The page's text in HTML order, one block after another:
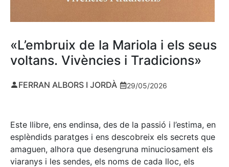
«L’embruix de la Mariola i els seus
voltans. Vivències i Tradicions»
FERRAN ALBORS I JORDÀ 29/05/2026
Este llibre, ens endinsa, des de la passió i l’estima, en
esplèndids paratges i ens descobreix els secrets que
amaguen, alhora que desengruna minuciosament els
viaranys i les sendes, els noms de cada lloc, els